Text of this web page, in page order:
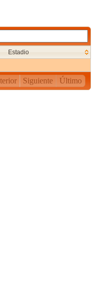
Estadio
Siguiente Último